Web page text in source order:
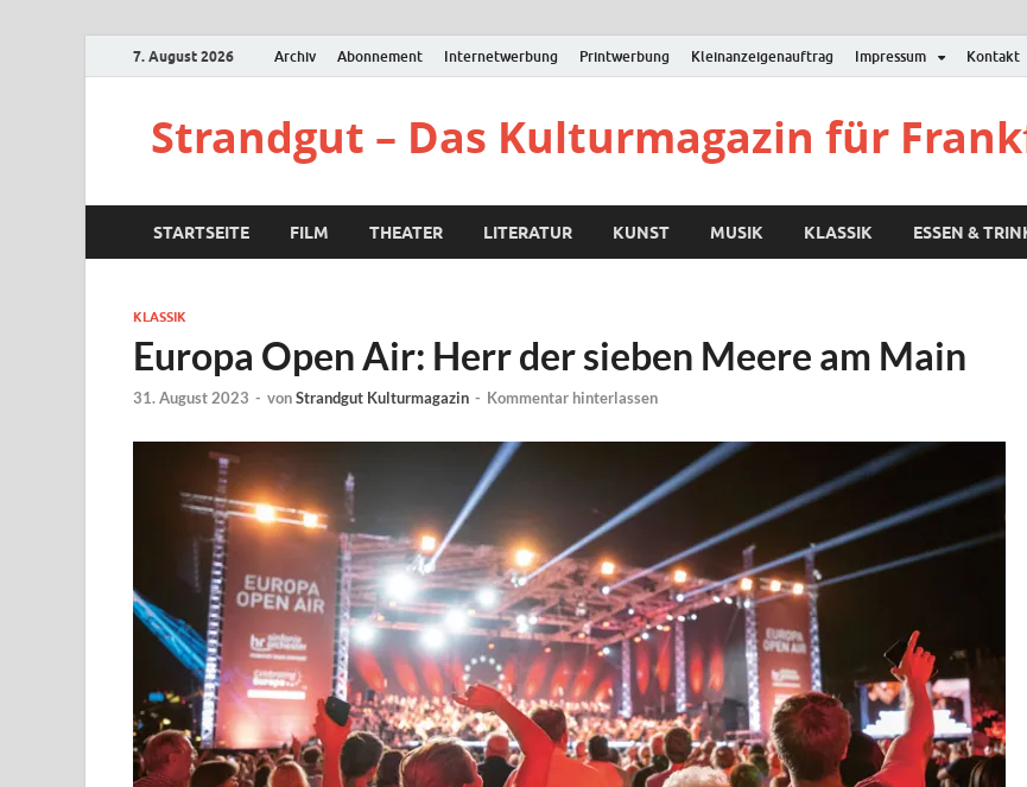
7. August 2026 Archiv Abonnement Internetwerbung Printwerbung Kleinanzeigenauftrag Impressum Kontakt
Strandgut – Das Kulturmagazin für
STARTSEITE FILM THEATER LITERATUR KUNST MUSIK KLASSIK ESSEN &
KLASSIK
Europa Open Air: Herr der sieben Meere am Main
31. August 2023 - vonStrandgut Kulturmagazin - Kommentar hinterlassen